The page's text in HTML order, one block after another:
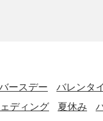
ースデー バレンタ
ディング 夏休み